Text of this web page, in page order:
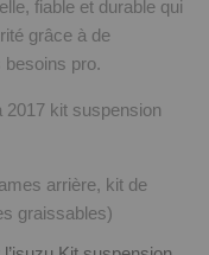
fiable et durable qui
grâce à de
pro.
2017 kit suspension
arrière, kit de
graissables)